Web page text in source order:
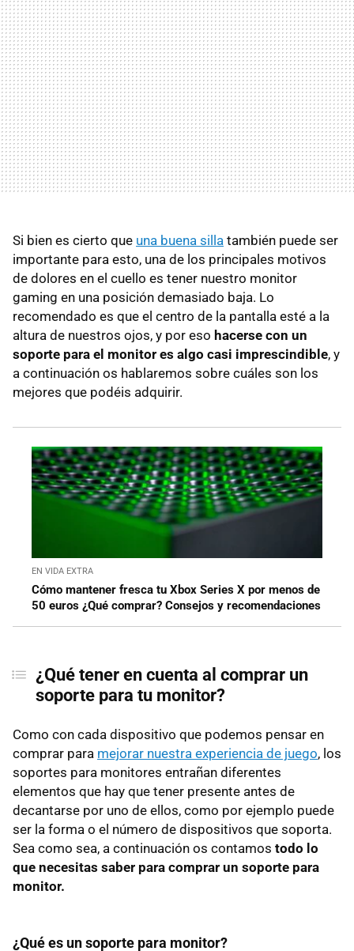
Si bien es cierto que una buena silla también puede ser
importante para esto, una de los principales motivos
de dolores en el cuello es tener nuestro monitor
gaming en una posición demasiado baja. Lo
recomendado es que el centro de la pantalla esté a la
altura de nuestros ojos, y por eso hacerse con un
soporte para el monitor es algo casi imprescindible, y
a continuación os hablaremos sobre cuáles son los
mejores que podéis adquirir.
EN VIDA EXTRA
Cómo mantener fresca tu Xbox Series X por menos de
50 euros ¿Qué comprar? Consejos y recomendaciones
¿Qué tener en cuenta al comprar un
soporte para tu monitor?
Como con cada dispositivo que podemos pensar en
comprar para mejorar nuestra experiencia de juego, los
soportes para monitores entrañan diferentes
elementos que hay que tener presente antes de
decantarse por uno de ellos, como por ejemplo puede
ser la forma o el número de dispositivos que soporta.
Sea como sea, a continuación os contamos todo lo
que necesitas saber para comprar un soporte para
monitor.
¿Qué es un soporte para monitor?